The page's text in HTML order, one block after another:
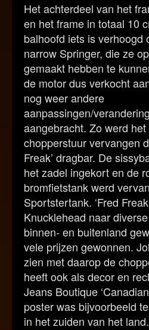
Het achterdeel van het
en het frame in totaal 10
balhoofd iets is verhoogd
narrow Springer, die ze
gemaakt hebben te
de motor dus verkocht
nog weer andere
aanpassingen/
aangebracht. Zo werd
chopperstuur vervangen
Freak’ dragbar. De
het zadel ingekort en de
bromfietstank werd
Sportstertank. ‘Fred
Knucklehead naar
binnen- en buitenland
vele prijzen gewonnen.
zien met daarop de
heeft ook als decor en
Jeans Boutique
poster was bijvoorbeeld
in het zuiden van het